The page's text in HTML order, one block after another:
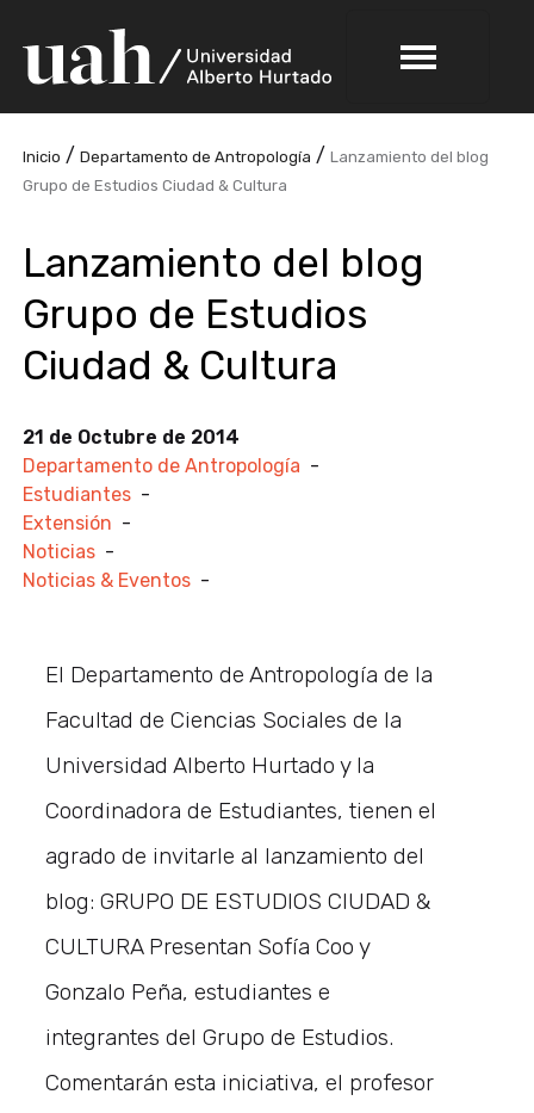
Inicio /Departamento de Antropología /Lanzamiento del blog
Grupo de Estudios Ciudad & Cultura
Lanzamiento del blog
Grupo de Estudios
Ciudad & Cultura
21 de Octubre de 2014
Departamento de Antropología -
Estudiantes -
Extensión -
Noticias -
Noticias & Eventos -
El Departamento de Antropología de la
Facultad de Ciencias Sociales de la
Universidad Alberto Hurtado y la
Coordinadora de Estudiantes, tienen el
agrado de invitarle al lanzamiento del
blog: GRUPO DE ESTUDIOS CIUDAD &
CULTURA Presentan Sofía Coo y
Gonzalo Peña, estudiantes e
integrantes del Grupo de Estudios.
Comentarán esta iniciativa, el profesor